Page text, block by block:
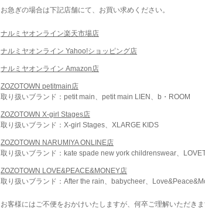
お急ぎの場合は下記店舗にて、お買い求めください。
ナルミヤオンライン楽天市場店
ナルミヤオンライン Yahoo!ショッピング店
ナルミヤオンライン Amazon店
ZOZOTOWN petitmain店
取り扱いブランド：petit main、petit main LIEN、b・ROOM
ZOZOTOWN X-girl Stages店
取り扱いブランド：X-girl Stages、XLARGE KIDS
ZOZOTOWN NARUMIYA ONLINE店
取り扱いブランド：kate spade new york childrenswear、
ZOZOTOWN LOVE&PEACE&MONEY店
取り扱いブランド：After the rain、babycheer、
お客様にはご不便をおかけいたしますが、何卒ご理解いただき